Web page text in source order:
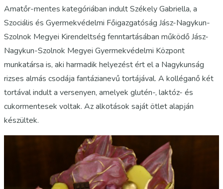
Amatőr-mentes kategóriában indult Székely Gabriella, a
Szociális és Gyermekvédelmi Főigazgatóság Jász-Nagykun-
Szolnok Megyei Kirendeltség fenntartásában működő Jász-
Nagykun-Szolnok Megyei Gyermekvédelmi Központ
munkatársa is, aki harmadik helyezést ért el a Nagykunság
rizses almás csodája fantázianevű tortájával. A kolléganő két
tortával indult a versenyen, amelyek glutén-, laktóz- és
cukormentesek voltak. Az alkotások saját ötlet alapján
készültek.